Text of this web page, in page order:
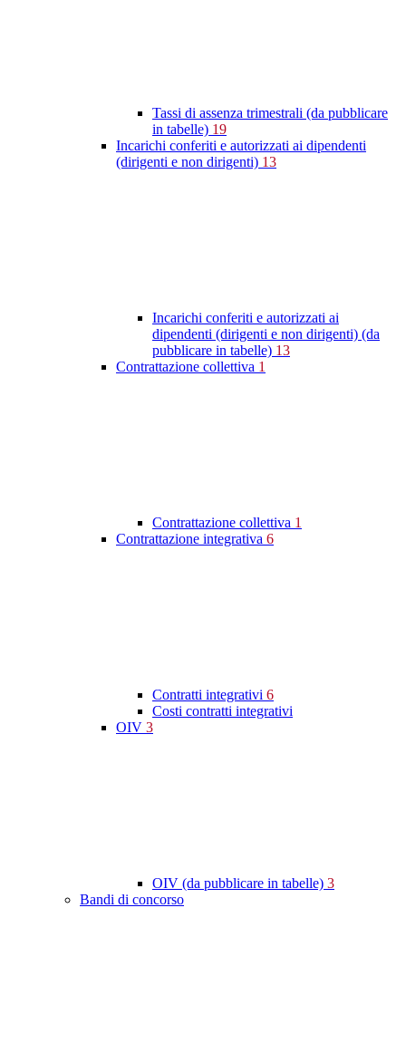
Tassi di assenza trimestrali (da pubblicare
in tabelle) 19
Incarichi conferiti e autorizzati ai dipendenti
(dirigenti e non dirigenti) 13
Incarichi conferiti e autorizzati ai
dipendenti (dirigenti e non dirigenti) (da
pubblicare in tabelle) 13
Contrattazione collettiva 1
Contrattazione collettiva 1
Contrattazione integrativa 6
Contratti integrativi 6
Costi contratti integrativi
OIV 3
OIV (da pubblicare in tabelle) 3
Bandi di concorso